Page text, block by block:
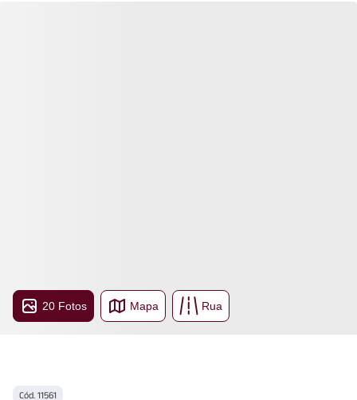
20 Fotos Mapa Rua
Cód. 11561